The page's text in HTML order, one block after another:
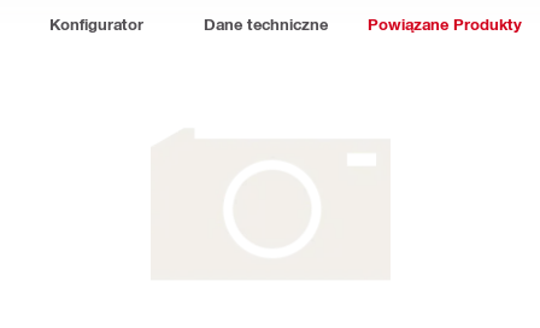
Konfigurator Dane techniczne Powiązane Produkty